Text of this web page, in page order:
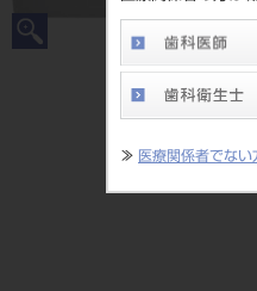
≫ 医療関係者でない